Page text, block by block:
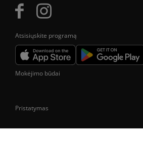
Atsisiųskite programą
Mokėjimo būdai
Pristatymas